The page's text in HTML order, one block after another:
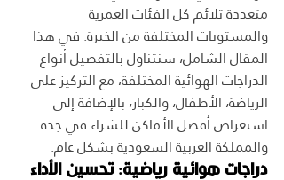
متعددة تلائم كل الفئات العمرية
والمستويات المختلفة من الخبرة. في هذا
المقال الشامل، سنتناول بالتفصيل أنواع
الدراجات الهوائية المختلفة، مع التركيز على
الرياضة، الأطفال، والكبار، بالإضافة إلى
استعراض أفضل الأماكن للشراء في جدة
والمملكة العربية السعودية بشكل عام.
دراجات هوائية رياضية: تحسين الأداء